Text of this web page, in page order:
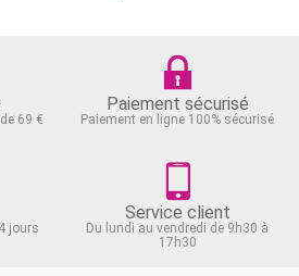
69 €
Paiement sécurisé
Paiement en ligne 100% sécurisé
jours
Service client
Du lundi au vendredi de 9h30 à
17h30